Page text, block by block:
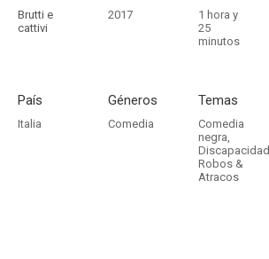
Brutti e
cattivi
2017
1 hora y
25
minutos
País
Italia
Géneros
Comedia
Temas
Comedia
negra,
Discapacidad
Robos &
Atracos